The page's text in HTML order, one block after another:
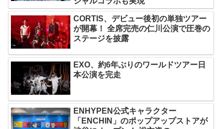
CORTIS、デビュー後初の単独ツアー
が開幕！ 全席完売の仁川公演で圧巻の
ステージを披露
EXO、約6年ぶりのワールドツアー日
本公演を完走
ENHYPEN公式キャラクター
「ENCHIN」のポップアップストアが